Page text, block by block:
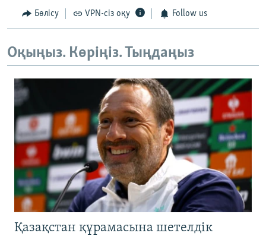
Бөлісу VPN-сіз оқу Follow us
Оқыңыз. Көріңіз. Тыңдаңыз
Қазақстан құрамасына шетелдік